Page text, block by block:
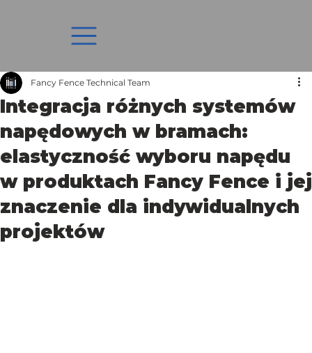
Integracja różnych systemów
napędowych w bramach:
elastyczność wyboru napędu
w produktach Fancy Fence i jej
znaczenie dla indywidualnych
projektów
Fancy Fence Technical Team